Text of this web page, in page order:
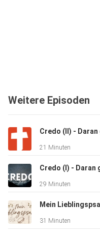
Weitere Episoden
21 Minuten
29 Minuten
31 Minuten